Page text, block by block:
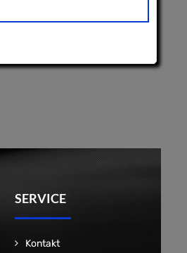
SERVICE
Kontakt